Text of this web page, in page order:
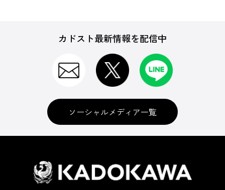
カドスト最新情報を配信中
ソーシャルメディア一覧